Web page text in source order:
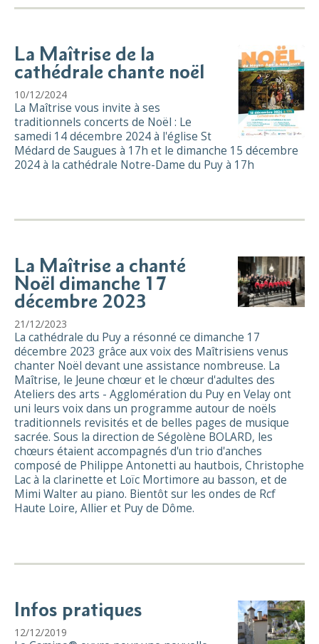
La Maîtrise de la
cathédrale chante noël
10/12/2024
La Maîtrise vous invite à ses
traditionnels concerts de Noël : Le
samedi 14 décembre 2024 à l'église St
Médard de Saugues à 17h et le dimanche 15 décembre
2024 à la cathédrale Notre-Dame du Puy à 17h
La Maîtrise a chanté
Noël dimanche 17
décembre 2023
21/12/2023
La cathédrale du Puy a résonné ce dimanche 17
décembre 2023 grâce aux voix des Maîtrisiens venus
chanter Noël devant une assistance nombreuse. La
Maîtrise, le Jeune chœur et le chœur d'adultes des
Ateliers des arts - Agglomération du Puy en Velay ont
uni leurs voix dans un programme autour de noëls
traditionnels revisités et de belles pages de musique
sacrée. Sous la direction de Ségolène BOLARD, les
chœurs étaient accompagnés d'un trio d'anches
composé de Philippe Antonetti au hautbois, Christophe
Lac à la clarinette et Loïc Mortimore au basson, et de
Mimi Walter au piano. Bientôt sur les ondes de Rcf
Haute Loire, Allier et Puy de Dôme.
Infos pratiques
12/12/2019